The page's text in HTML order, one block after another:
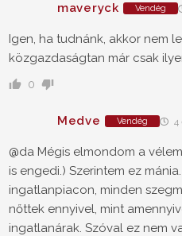
maveryck Vendég
Igen, ha tudnánk, akkor nem
közgazdaságtan már csak
0
Medve Vendég 4
@da Mégis elmondom a
is engedi.) Szerintem ez
ingatlanpiacon, minden
nőttek ennyivel, mint
ingatlanárak. Szóval ez nem